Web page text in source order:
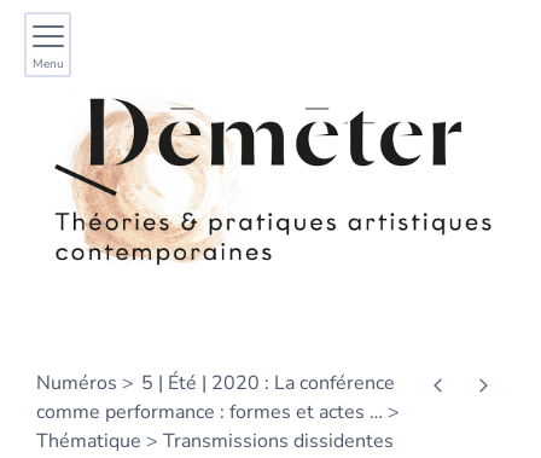
Menu
Numéros
5 | Été | 2020 : La conférence
comme performance : formes et actes …
Thématique
Transmissions dissidentes